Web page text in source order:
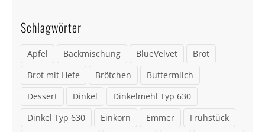
Schlagwörter
Apfel Backmischung BlueVelvet
Brot
Brot mit Hefe
Brötchen
Buttermilch
Dessert
Dinkel
Dinkelmehl Typ 630
Dinkel Typ 630
Einkorn Emmer
Frühstück